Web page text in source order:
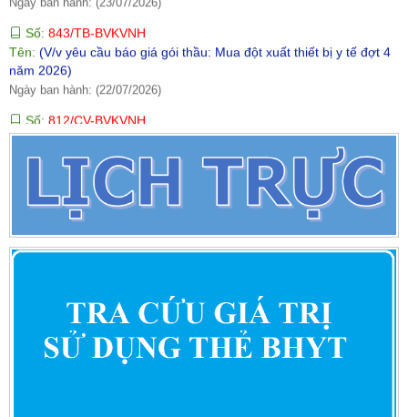
Số:
843/TB-BVKVNH
Tên:(V/v yêu cầu báo giá gói thầu: Mua đột xuất thiết bị y tế đợt 4
năm 2026)
Ngày ban hành: (22/07/2026)
Số:
812/CV-BVKVNH
Tên:(Công văn yêu cầu báo giá nhu cầu "Sửa chữa thiết bị y tế
cho khoa PHCN" phục vụ công tác khám, chữa bệnh)
Ngày ban hành: (16/07/2026)
735/TB-BVKVNH
Tên:(Thông báo yêu cầu báo giá VPP-VTPYT tháng 7 năm 2026)
Số:203/QĐ-BVKVNH
sách 06 tháng đầu năm 2026 của Bệnh viện Đa khoa khu vực Ngọc
Ngày ban hành: (02/07/2026)
Số: 202/QĐ-BVKVNH